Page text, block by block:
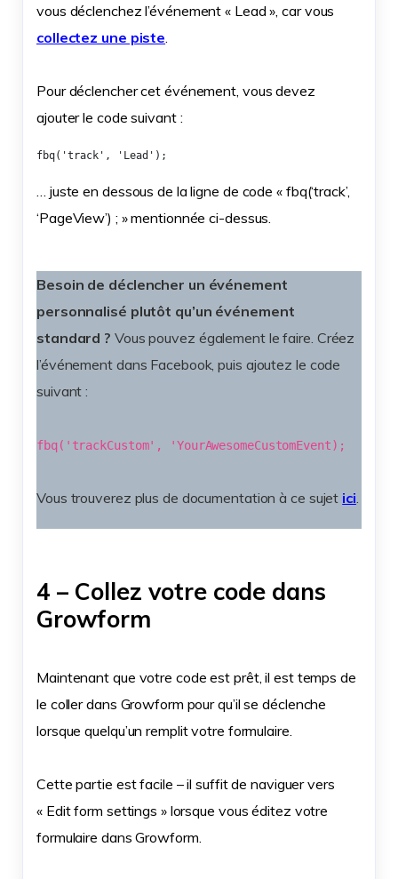
vous déclenchez l’événement « Lead », car vous
collectez une piste
Pour déclencher cet événement, vous devez
ajouter le code suivant :
fbq('track', 'Lead');
… juste en dessous de la ligne de code « fbq(‘track’,
‘PageView’) ; » mentionnée ci-dessus.
Besoin de déclencher un événement
personnalisé plutôt qu’un événement
standard ? Vous pouvez également le faire. Créez
l’événement dans Facebook, puis ajoutez le code
suivant :
fbq('trackCustom', 'YourAwesomeCustomEvent);
Vous trouverez plus de documentation à ce sujet ici
4 – Collez votre code dans
Growform
Maintenant que votre code est prêt, il est temps de
le coller dans Growform pour qu’il se déclenche
lorsque quelqu’un remplit votre formulaire.
Cette partie est facile – il suffit de naviguer vers
« Edit form settings » lorsque vous éditez votre
formulaire dans Growform.